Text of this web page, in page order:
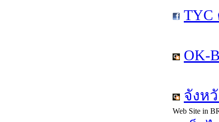
OK-
จังห
Web Site in